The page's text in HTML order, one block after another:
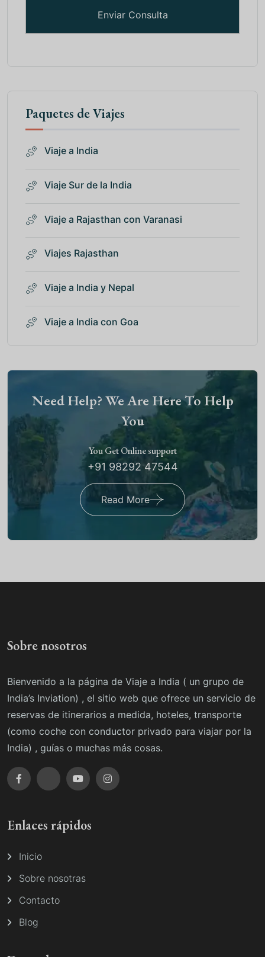
Paquetes de Viajes
Viaje a India
Viaje Sur de la India
Viaje a Rajasthan con Varanasi
Viajes Rajasthan
Viaje a India y Nepal
Viaje a India con Goa
Need Help? We Are Here To Help
You
You Get Online support
+91 98292 47544
Read More
Sobre nosotros
Bienvenido a la página de Viaje a India ( un grupo de
India’s Inviation) , el sitio web que ofrece un servicio de
reservas de itinerarios a medida, hoteles, transporte
(como coche con conductor privado para viajar por la
India) , guías o muchas más cosas.
Enlaces rápidos
Inicio
Sobre nosotras
Contacto
Blog